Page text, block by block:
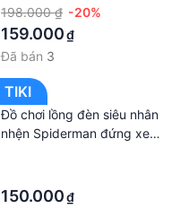
gỗ đa chức năng thông minh
cho bé
198.000 ₫ -20%
159.000₫
Đã bán 3
TIKI
Đồ chơi lồng đèn siêu nhân
nhện Spiderman đứng xe
150.000₫